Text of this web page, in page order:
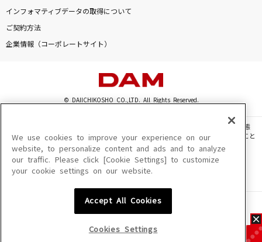
インフォマティブデータの取得について
ご契約方法
企業情報（コーポレートサイト）
© DAIICHIKOSHO CO.,LTD. All Rights Reserved.
このサイトに掲載されている一切の文章・画像・写真・動画・音声等を、手段や形態
を問わず、著作権法の定める範囲を超えて無断で複製、転載、ファイル化などすること
を禁じます。
楽曲及びコンテンツは、機種によりご利用いただけない場合があります。
楽曲及びコンテンツの配信日、配信内容が変更になる場合があります。
We use cookies to improve your experience on our
website, to personalize content and ads and to analyze
our traffic. Please click [Cookie Settings] to customize
your cookie settings on our website.
Accept All Cookies
Cookies Settings